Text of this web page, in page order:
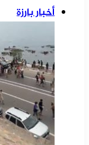
أخبار بارزة